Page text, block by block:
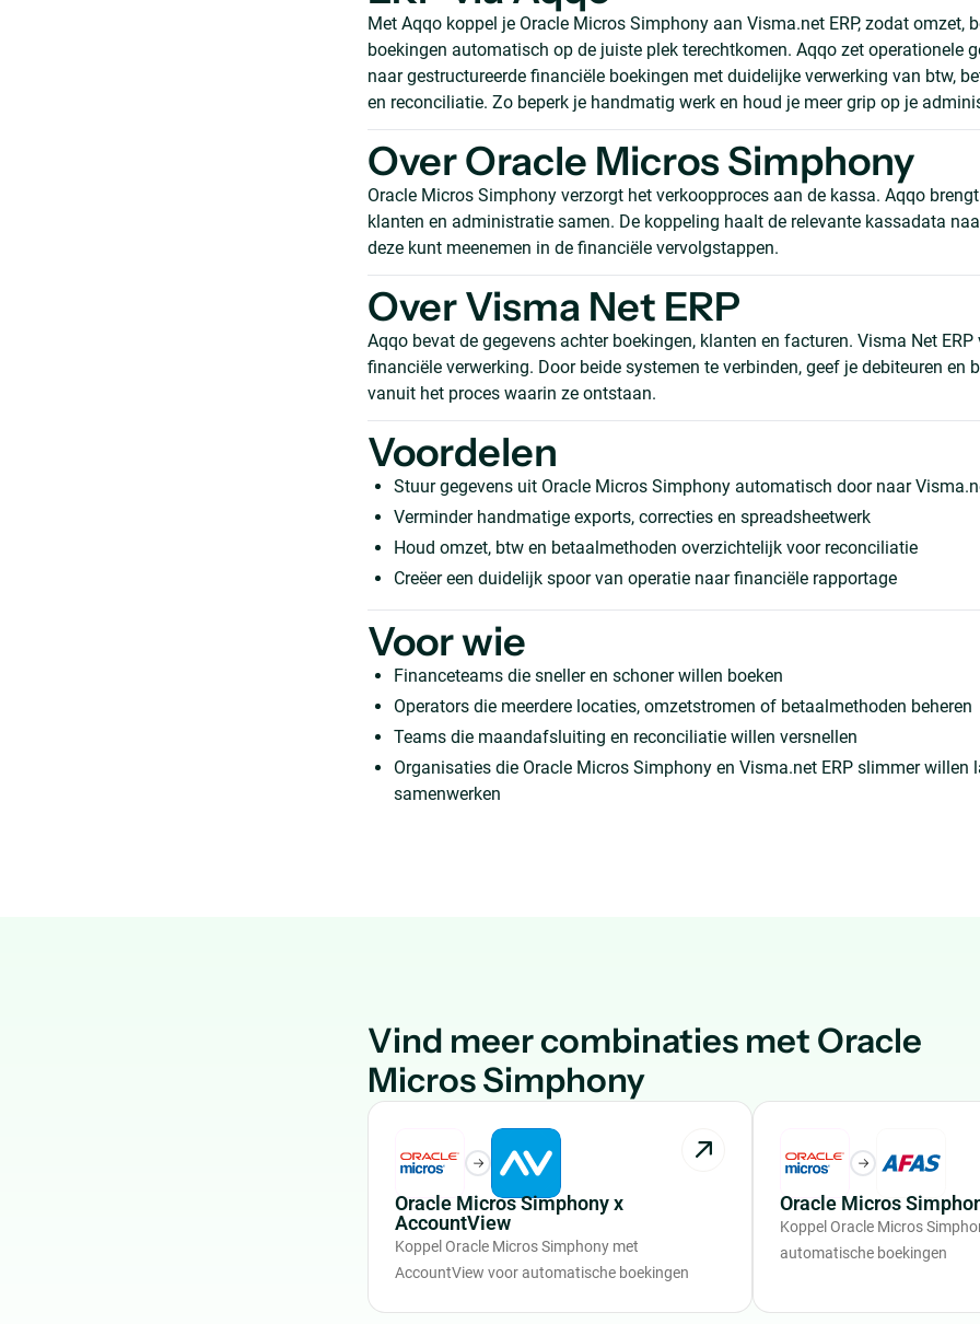
Met Aqqo koppel je Oracle Micros Simphony aan Visma.net ERP, zodat omzet,
boekingen automatisch op de juiste plek terechtkomen. Aqqo zet operationele
naar gestructureerde financiële boekingen met duidelijke verwerking van btw,
en reconciliatie. Zo beperk je handmatig werk en houd je meer grip op je
Over Oracle Micros Simphony
Oracle Micros Simphony verzorgt het verkoopproces aan de kassa. Aqqo
klanten en administratie samen. De koppeling haalt de relevante kassadata
deze kunt meenemen in de financiële vervolgstappen.
Over Visma Net ERP
Aqqo bevat de gegevens achter boekingen, klanten en facturen. Visma Net ERP
financiële verwerking. Door beide systemen te verbinden, geef je debiteuren en
vanuit het proces waarin ze ontstaan.
Voordelen
Stuur gegevens uit Oracle Micros Simphony automatisch door naar
Verminder handmatige exports, correcties en spreadsheetwerk
Houd omzet, btw en betaalmethoden overzichtelijk voor reconciliatie
Creëer een duidelijk spoor van operatie naar financiële rapportage
Voor wie
Financeteams die sneller en schoner willen boeken
Operators die meerdere locaties, omzetstromen of betaalmethoden beheren
Teams die maandafsluiting en reconciliatie willen versnellen
Organisaties die Oracle Micros Simphony en Visma.net ERP slimmer willen
samenwerken
Vind meer combinaties met Oracle
Micros Simphony
Oracle Micros Simphony x
AccountView
Koppel Oracle Micros Simphony met
AccountView voor automatische boekingen
Oracle Micros
Koppel Oracle Micros
automatische boekingen